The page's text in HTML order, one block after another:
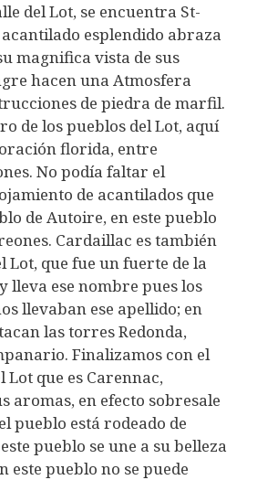
del Lot, se encuentra St-
esplendido abraza
magnifica vista de sus
hacen una Atmosfera
de piedra de marfil.
de los pueblos del Lot, aquí
florida, entre
No podía faltar el
de acantilados que
de Autoire, en este pueblo
Cardaillac es también
Lot, que fue un fuerte de la
lleva ese nombre pues los
llevaban ese apellido; en
las torres Redonda,
Finalizamos con el
que es Carennac,
aromas, en efecto sobresale
pueblo está rodeado de
pueblo se une a su belleza
este pueblo no se puede